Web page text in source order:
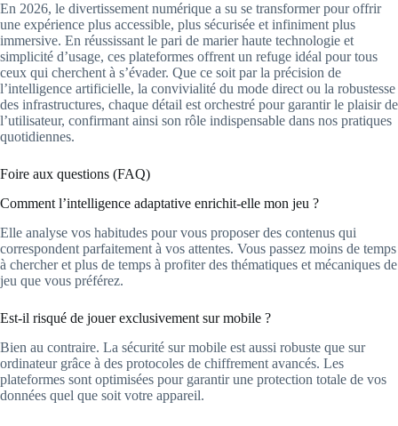
En 2026, le divertissement numérique a su se transformer pour offrir
une expérience plus accessible, plus sécurisée et infiniment plus
immersive. En réussissant le pari de marier haute technologie et
simplicité d’usage, ces plateformes offrent un refuge idéal pour tous
ceux qui cherchent à s’évader. Que ce soit par la précision de
l’intelligence artificielle, la convivialité du mode direct ou la robustesse
des infrastructures, chaque détail est orchestré pour garantir le plaisir de
l’utilisateur, confirmant ainsi son rôle indispensable dans nos pratiques
quotidiennes.
Foire aux questions (FAQ)
Comment l’intelligence adaptative enrichit-elle mon jeu ?
Elle analyse vos habitudes pour vous proposer des contenus qui
correspondent parfaitement à vos attentes. Vous passez moins de temps
à chercher et plus de temps à profiter des thématiques et mécaniques de
jeu que vous préférez.
Est-il risqué de jouer exclusivement sur mobile ?
Bien au contraire. La sécurité sur mobile est aussi robuste que sur
ordinateur grâce à des protocoles de chiffrement avancés. Les
plateformes sont optimisées pour garantir une protection totale de vos
données quel que soit votre appareil.